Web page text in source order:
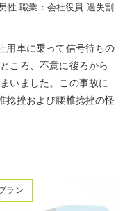
性 職業：会社役員 過失割
用車に乗って信号待ちの
ころ、不意に後ろから
いました。この事故に
捻挫および腰椎捻挫の怪
ラン